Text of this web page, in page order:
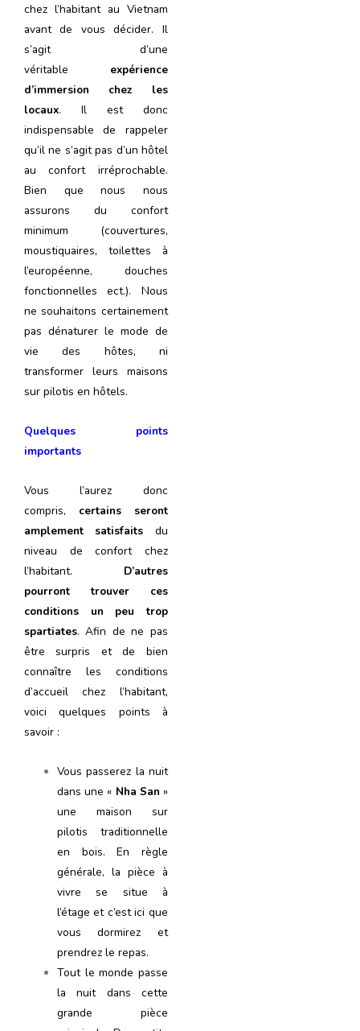
chez l’habitant au Vietnam
avant de vous décider. Il
s’agit d’une
véritable expérience
d’immersion chez les
locaux. Il est donc
indispensable de rappeler
qu’il ne s’agit pas d’un hôtel
au confort irréprochable.
Bien que nous nous
assurons du confort
minimum (couvertures,
moustiquaires, toilettes à
l’européenne, douches
fonctionnelles ect.). Nous
ne souhaitons certainement
pas dénaturer le mode de
vie des hôtes, ni
transformer leurs maisons
sur pilotis en hôtels.
Quelques points
importants
Vous l’aurez donc
compris, certains seront
amplement satisfaits du
niveau de confort chez
l’habitant. D’autres
pourront trouver ces
conditions un peu trop
spartiates. Afin de ne pas
être surpris et de bien
connaître les conditions
d’accueil chez l’habitant,
voici quelques points à
savoir :
Vous passerez la nuit
dans une « Nha San »
une maison sur
pilotis traditionnelle
en bois. En règle
générale, la pièce à
vivre se situe à
l’étage et c’est ici que
vous dormirez et
prendrez le repas.
Tout le monde passe
la nuit dans cette
grande pièce